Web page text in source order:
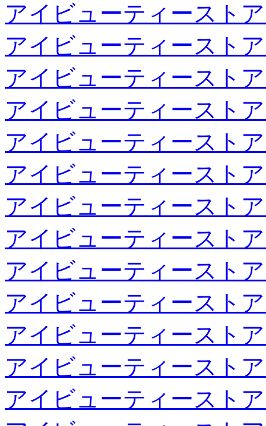
アイビューティースト
アイビューティースト
アイビューティースト
アイビューティースト
アイビューティースト
アイビューティースト
アイビューティースト
アイビューティースト
アイビューティースト
アイビューティースト
アイビューティースト
アイビューティースト
アイビューティースト